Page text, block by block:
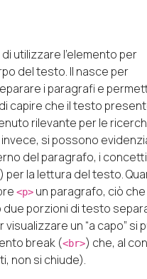
utilizzare l’elemento per
del testo. Il nasce per
i paragrafi e
capire che il testo
rilevante per le
invece, si possono
del paragrafo, i
per la lettura del testo.
<p> un paragrafo, ciò
due porzioni di testo
visualizzare un “a capo” si
break (<br>) che, al
non si chiude).